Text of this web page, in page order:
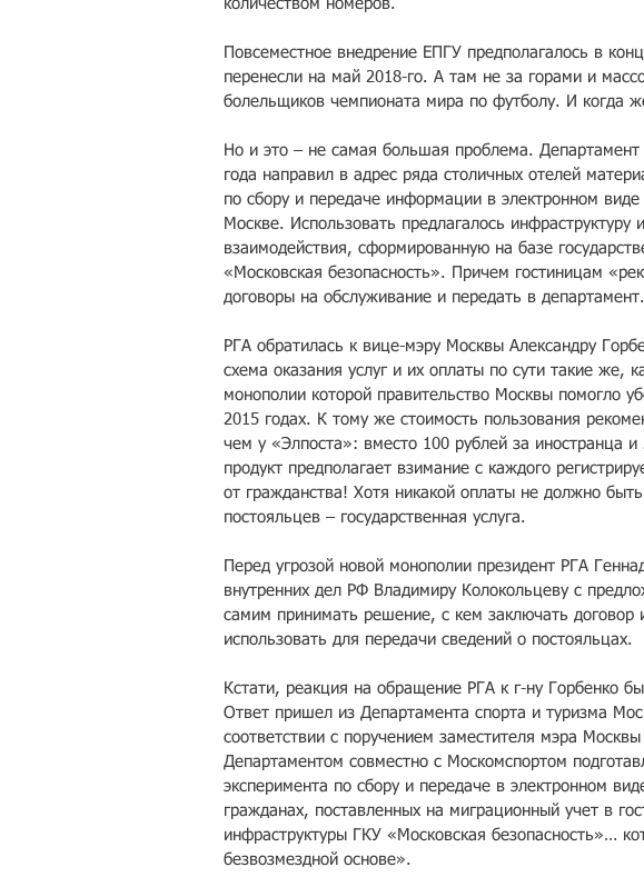
количеством номеров.
Повсеместное внедрение ЕПГУ предполагалось в
перенесли на май 2018-го. А там не за горами и
болельщиков чемпионата мира по футболу. И когда
Но и это – не самая большая проблема.
года направил в адрес ряда столичных отелей
по сбору и передаче информации в электронном
Москве. Использовать предлагалось инфраструктуру
взаимодействия, сформированную на базе
«Московская безопасность». Причем гостиницам
договоры на обслуживание и передать в департамент.
РГА обратилась к вице-мэру Москвы Александру
схема оказания услуг и их оплаты по сути такие же,
монополии которой правительство Москвы помогло
2015 годах. К тому же стоимость пользования
чем у «Элпоста»: вместо 100 рублей за иностранца
продукт предполагает взимание с каждого
от гражданства! Хотя никакой оплаты не должно
постояльцев – государственная услуга.
Перед угрозой новой монополии президент РГА
внутренних дел РФ Владимиру Колокольцеву с
самим принимать решение, с кем заключать договор
использовать для передачи сведений о постояльцах.
Кстати, реакция на обращение РГА к г-ну Горбенко
Ответ пришел из Департамента спорта и туризма
соответствии с поручением заместителя мэра
Департаментом совместно с Москомспортом
эксперимента по сбору и передаче в электронном
гражданах, поставленных на миграционный учет в
инфраструктуры ГКУ «Московская безопасность»…
безвозмездной основе».